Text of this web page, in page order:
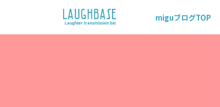
miguブログTOP